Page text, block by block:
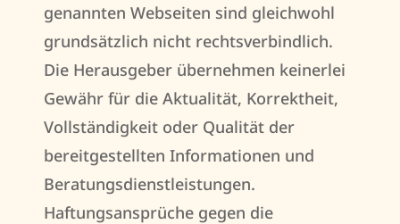
genannten Webseiten sind gleichwohl
grundsätzlich nicht rechtsverbindlich.
Die Herausgeber übernehmen keinerlei
Gewähr für die Aktualität, Korrektheit,
Vollständigkeit oder Qualität der
bereitgestellten Informationen und
Beratungsdienstleistungen.
Haftungsansprüche gegen die